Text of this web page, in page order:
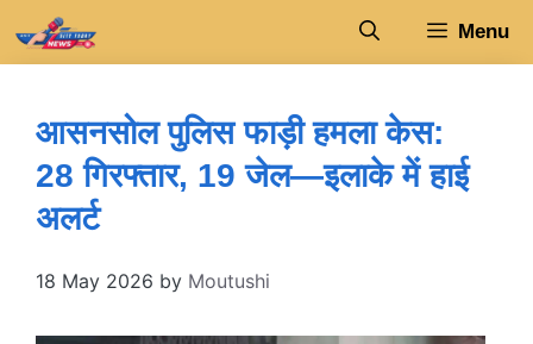
Menu
आसनसोल पुलिस फाड़ी हमला केस:
28 गिरफ्तार, 19 जेल—इलाके में हाई
अलर्ट
18 May 2026 by Moutushi